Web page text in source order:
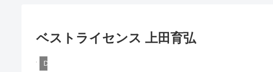
ベストライセンス 上田育弘
DQN